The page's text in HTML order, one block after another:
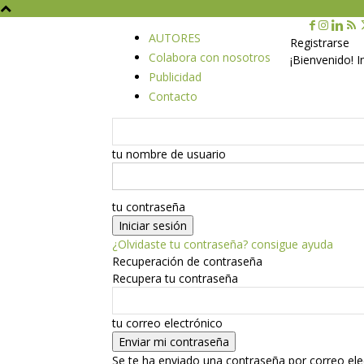
AUTORES
Colabora con nosotros
Publicidad
Contacto
Registrarse
¡Bienvenido!
tu nombre de usuario
tu contraseña
¿Olvidaste tu contraseña? consigue ayuda
Recuperación de contraseña
Recupera tu contraseña
tu correo electrónico
Se te ha enviado una contraseña por correo